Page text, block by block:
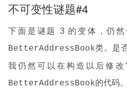
不可变性谜题#4
下面是谜题 3 的变体，仍
BetterAddressBook类。是
我仍然可以在构造以后修
BetterAddressBook的代码。